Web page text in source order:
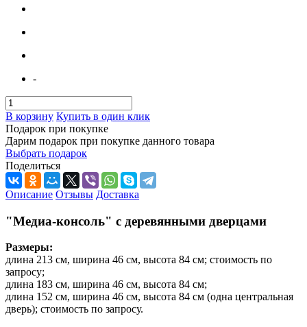
-
В корзину Купить в один клик
Подарок при покупке
Дарим подарок при покупке данного товара
Выбрать подарок
Поделиться
Описание Отзывы Доставка
"Медиа-консоль" с деревянными дверцами
Размеры:
длина 213 см, ширина 46 см, высота 84 см; стоимость по
запросу;
длина 183 см, ширина 46 см, высота 84 см;
длина 152 см, ширина 46 см, высота 84 см (одна центральная
дверь); стоимость по запросу.